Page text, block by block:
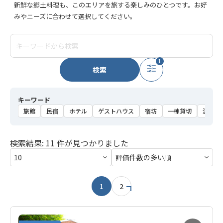
新鮮な郷土料理も、このエリアを旅する楽しみのひとつです。お好
みやニーズに合わせて選択してください。
検索
1
キーワード
旅館 民宿 ホテル ゲストハウス 宿坊 一棟貸切 温泉
検索結果: 11 件が見つかりました
1 2